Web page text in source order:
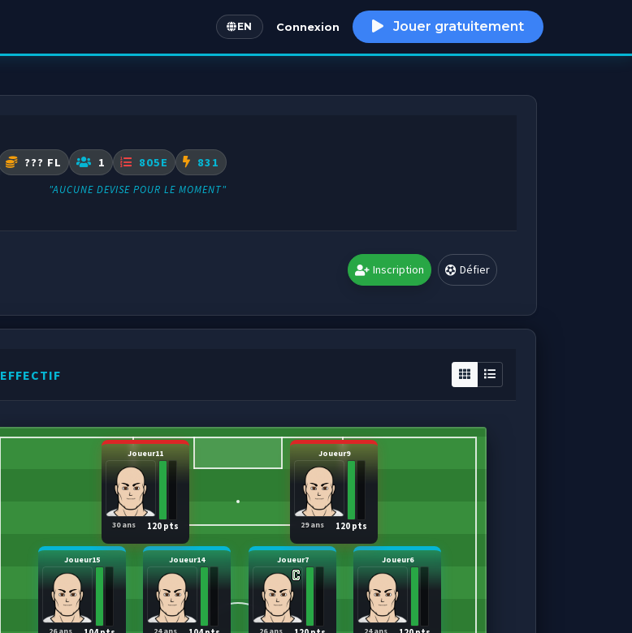
EN
English Connexion Jouer gratuitement
??? FL 1 805E 831
"AUCUNE DEVISE POUR LE MOMENT"
Inscription Défier
EFFECTIF
Joueur15 Joueur14 Joueur7 Joueur6
Joueur11
120 pts
30 ans
Joueur9
120 pts
29 ans